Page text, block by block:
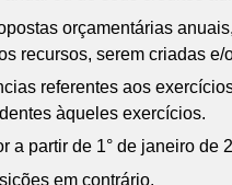
orçamentárias
recursos, serem criadas
referentes aos
àqueles exercícios.
a partir de 1° de janeiro de
em contrário.